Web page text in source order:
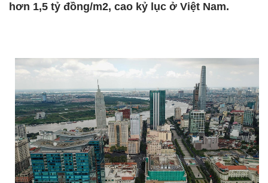
hơn 1,5 tỷ đồng/m2, cao kỷ lục ở Việt Nam.